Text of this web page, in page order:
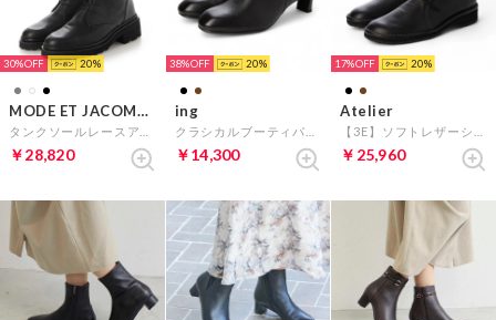
30% 20
MODE ET JACOMO D'ICI
￥28,820
38% 20
ing
￥14,300
17% 20
Atelier
￥25,960